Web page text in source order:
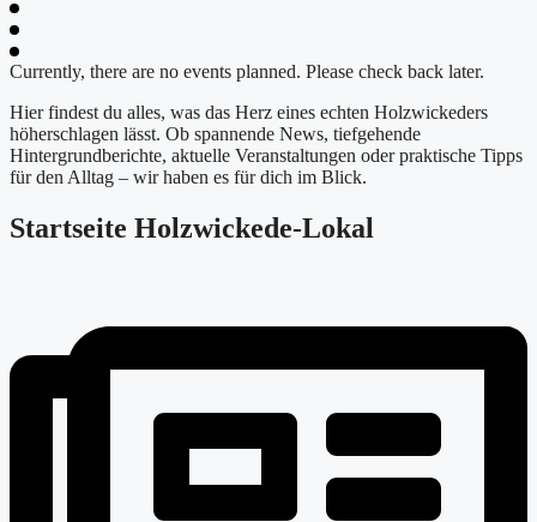
Currently, there are no events planned. Please check back later.
Hier findest du alles, was das Herz eines echten Holzwickeders
höherschlagen lässt. Ob spannende News, tiefgehende
Hintergrundberichte, aktuelle Veranstaltungen oder praktische Tipps
für den Alltag – wir haben es für dich im Blick.
Startseite Holzwickede-Lokal